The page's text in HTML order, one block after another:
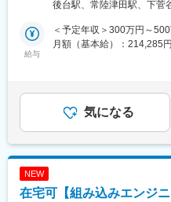
・希望するキャリアプラ
スパートコース」または社
・大手建機メーカー 海外
・通信関連企業 大型プロ
後台駅、常陸津田駅、下菅
給与
＜予定年収＞300万円～
月額（基本給）：214,285
職手当、技能手当賃金はあ
じて上下する可能性があり
記です。
気になる
NEW
在宅可【組み込みエンジ